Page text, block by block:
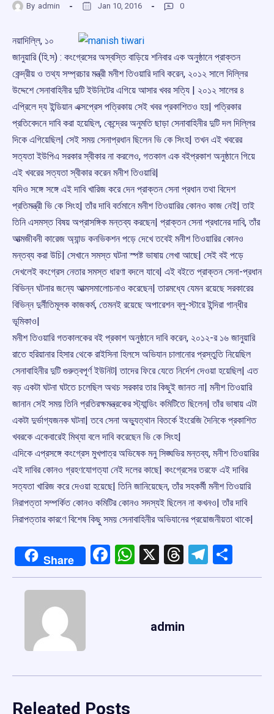
By admin Jan 10, 2016 0
নয়াদিল্লি, ১০
জানুয়ারি (হি.স) : কংগ্রেসের অস্বস্তি বাড়িয়ে শনিবার এক অনুষ্ঠানে প্রাক্তন
কেন্দ্রীয় ও তথ্য সম্প্রচার মন্ত্রী মনীশ তিওয়ারি দাবি করেন, ২০১২ সালে দিল্লির
উদ্দেশে সেনাবাহিনীর দুটি ইউনিটের এগিয়ে আসার খবর সত্যি | ২০১২ সালের ৪
এপ্রিলে দ্য ইন্ডিয়ান এক্সপ্রেস পত্রিকায় সেই খবর প্রকাশিতও হয়| পত্রিকার
প্রতিবেদনে দাবি করা হয়েছিল, কেন্দ্রের অনুমতি ছাড়া সেনাবাহিনীর দুটি দল দিল্লির
দিকে এগিয়েছিল| সেই সময় সেনাপ্রধান ছিলেন ভি কে সিংহ| তখন এই খবরের
সত্যতা ইউপিএ সরকার স্বীকার না করলেও, গতকাল এক বইপ্রকাশ অনুষ্ঠানে গিয়ে
এই খবরের সত্যতা স্বীকার করেন মনীশ তিওয়ারি|
যদিও সঙ্গে সঙ্গে এই দাবি খারিজ করে দেন প্রাক্তন সেনা প্রধান তথা বিদেশ
প্রতিমন্ত্রী ভি কে সিংহ| তাঁর দাবি বর্তমানে মনীশ তিওয়ারির কোনও কাজ নেই| তাই
তিনি এসমস্ত বিষয় অপ্রাসঙ্গিক মন্তব্য করছেন| প্রাক্তন সেনা প্রধানের দাবি, তাঁর
আত্মজীবনী কারেজ অ্যান্ড কনভিকশন পড়ে দেখে তবেই মনীশ তিওয়ারির কোনও
মন্তব্য করা উচি| সেখানে সমস্ত ঘটনা স্পষ্ট ভাষায় লেখা আছে| সেই বই পড়ে
দেখলেই কংগ্রেস নেতার সমস্ত ধারণা বদলে যাবে| এই বইতে প্রাক্তন সেনা-প্রধান
বিভিন্ন ঘটনার জন্যে আত্মসমালোচনাও করেছেন| তারমধ্যে যেমন রয়েছে সরকারের
বিভিন্ন দুর্নীতিমূলক কাজকর্ম, তেমনই রয়েছে অপারেশন ব্লু-স্টারে ইন্দিরা গান্ধীর
ভূমিকাও|
মনীশ তিওয়ারি গতকালকের বই প্রকাশ অনুষ্ঠানে দাবি করেন, ২০১২-র ১৬ জানুয়ারি
রাতে হরিয়ানার হিসার থেকে রাইসিনা হিলসে অভিযান চালানোর প্রস্তুতি নিয়েছিল
সেনাবাহিনীর দুটি গুরুত্বপূর্ণ ইউনিট| তাদের ফিরে যেতে নির্দেশ দেওয়া হয়েছিল| এত
বড় একটা ঘটনা ঘটতে চলেছিল অথচ সরকার তার কিছুই জানত না| মনীশ তিওয়ারি
জানান সেই সময় তিনি প্রতিরক্ষমন্ত্রকের স্ট্যান্ডিং কমিটিতে ছিলেন| তাঁর ভাষায় এটা
একটা দুর্ভাগ্যজনক ঘটনা| তবে সেনা অভু্যত্থান বিতর্কে ইংরেজি দৈনিকে প্রকাশিত
খবরকে একেবারেই মিথ্যা বলে দাবি করেছেন ভি কে সিংহ|
এদিকে এপ্রসঙ্গে কংগ্রেস মুখপাত্র অভিষেক মনু সিঙ্ঘভির মন্তব্য, মনীশ তিওয়ারির
এই দাবির কোনও গ্রহণযোগত্যা নেই দলের কাছে| কংগ্রেসের তরফে এই দাবির
সত্যতা খারিজ করে দেওয়া হয়েছে| তিনি জানিয়েছেন, তাঁর সহকর্মী মনীশ তিওয়ারি
নিরাপত্তা সম্পর্কিত কোনও কমিটির কোনও সদস্যই ছিলেন না কখনও| তাঁর দাবি
নিরাপত্তার কারণে বিশেষ কিছু সময় সেনাবাহিনীর অভিযানের প্রয়োজনীয়তা থাকে|
Share Facebook
WhatsApp
X Threads
admin
Releated Posts